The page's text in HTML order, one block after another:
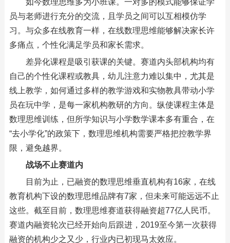
如今数理思维多为小班课。一对多的模式能够保证学
员与老师进行充分的交流，且学员之间可以互相模仿学
习。与众多在线教育一样，在线数理思维能够解决家长许
多痛点，个性化满足学员和家长需求。
差异化课程是吸引获课的关键。赛道内头部机构均有
自己的个性化课程或教具，幼儿注意力难以集中，尤其是
线上教学，如何通过多样的教学游戏和实物教具带动小学
员在玩中学，是每一家机构教研的方向。纵使课程主体是
数理思维训练，但所学知识与小学数学课本多有重合，在
“去小学化”的政策下，数理思维机构需要严格把控教学界
限，避免越界。
战场不止赛道内
目前为止，已融资的数理思维垂直机构有16家，在线
教育机构下设的数理思维品牌有7家，但未来可能远远不止
这些。截至目前，数理思维赛道获得融资超77亿人民币。
赛道内融资轮次已经开始向后跟进，2019至今第一次获得
融资的机构少之又少，行业内已初现马太效应。